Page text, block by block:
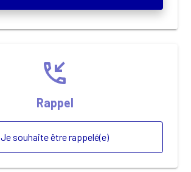
phone_callback
Rappel
Je souhaite être rappelé(e)